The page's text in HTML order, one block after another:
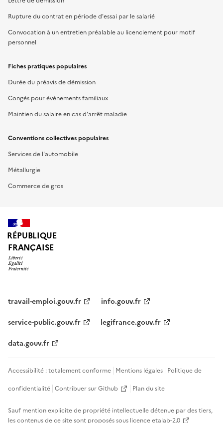
Rupture du contrat en période d'essai par le salarié
Convocation à un entretien préalable au licenciement pour motif
personnel
Fiches pratiques populaires
Durée du préavis de démission
Congés pour événements familiaux
Maintien du salaire en cas d'arrêt maladie
Conventions collectives populaires
Services de l'automobile
Métallurgie
Commerce de gros
RÉPUBLIQUE
FRANÇAISE
travail-emploi.gouv.fr
info.gouv.fr
service-public.gouv.fr
legifrance.gouv.fr
data.gouv.fr
Accessibilité : totalement conforme Mentions légales Politique de
confidentialité Contribuer sur Github Plan du site
Sauf mention explicite de propriété intellectuelle détenue par des tiers,
les contenus de ce site sont proposés sous licence etalab-2.0